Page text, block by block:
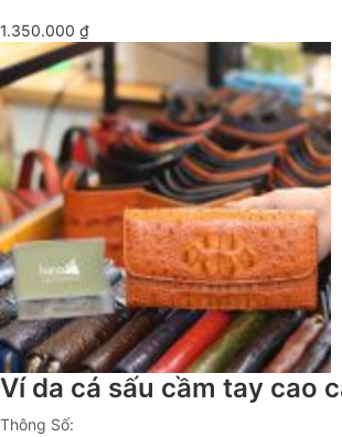
1.350.000 ₫
Ví da cá sấu cầm tay cao
Thông Số: